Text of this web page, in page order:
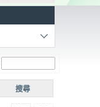
搜尋